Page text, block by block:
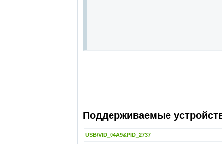
Поддерживаемые
USB\VID_04A9&PID_2737